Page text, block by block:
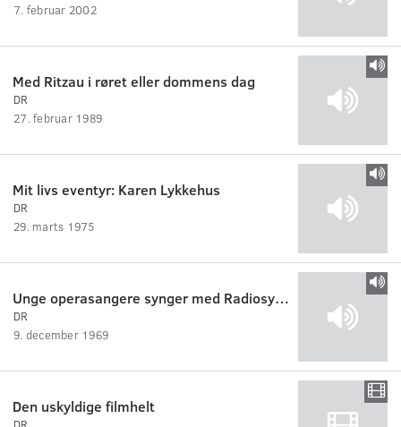
7. februar 2002
Med Ritzau i røret eller dommens dag
DR
27. februar 1989
Mit livs eventyr: Karen Lykkehus
DR
29. marts 1975
Unge operasangere synger med Radiosymfoniorkestret
DR
9. december 1969
Den uskyldige filmhelt